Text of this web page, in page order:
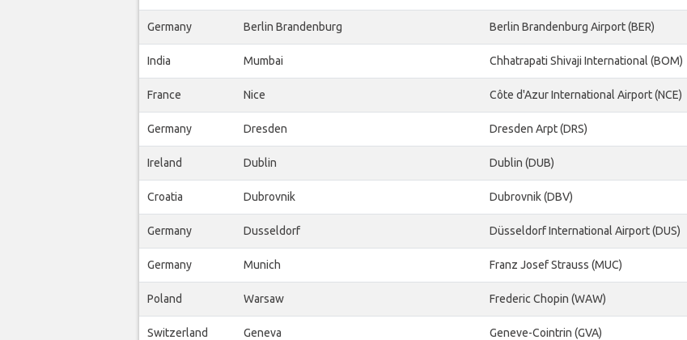
Germany Berlin Brandenburg Berlin Brandenburg Airport (BER)
India Mumbai Chhatrapati Shivaji International (BOM)
France Nice Côte d'Azur International Airport (NCE)
Germany Dresden Dresden Arpt (DRS)
Ireland Dublin Dublin (DUB)
Croatia Dubrovnik Dubrovnik (DBV)
Germany Dusseldorf Düsseldorf International Airport (DUS)
Germany Munich Franz Josef Strauss (MUC)
Poland Warsaw Frederic Chopin (WAW)
Switzerland Geneva Geneve-Cointrin (GVA)